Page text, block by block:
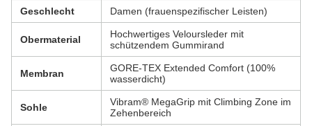
Geschlecht Damen (frauenspezifischer Leisten)
Obermaterial
Hochwertiges Veloursleder mit
schützendem Gummirand
Membran
GORE-TEX Extended Comfort (100%
wasserdicht)
Sohle
Vibram® MegaGrip mit Climbing Zone im
Zehenbereich